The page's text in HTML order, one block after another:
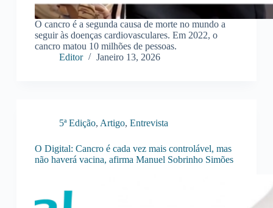
O cancro é a segunda causa de morte no mundo a
seguir às doenças cardiovasculares. Em 2022, o
cancro matou 10 milhões de pessoas.
Editor
Janeiro 13, 2026
5ª Edição, Artigo, Entrevista
O Digital: Cancro é cada vez mais controlável, mas
não haverá vacina, afirma Manuel Sobrinho Simões